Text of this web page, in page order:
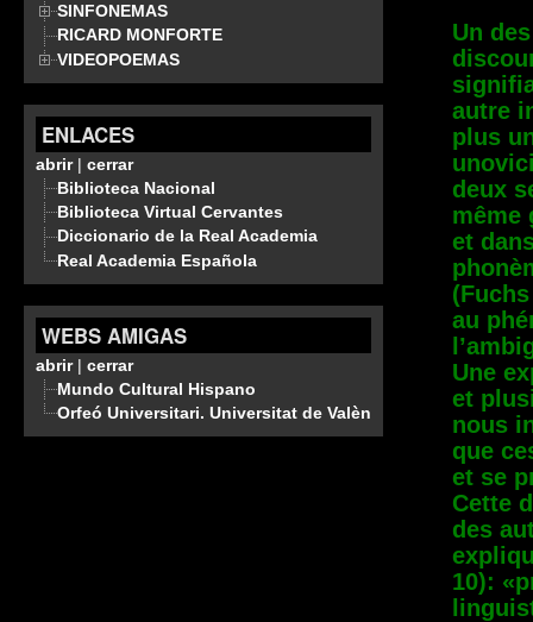
SINFONEMAS
RICARD MONFORTE
VIDEOPOEMAS
ENLACES
abrir| cerrar
Biblioteca Nacional
Biblioteca Virtual Cervantes
Diccionario de la Real Academia
Real Academia Española
WEBS AMIGAS
abrir| cerrar
Mundo Cultural Hispano
Orfeó Universitari. Universitat de València
Un
autre
plus
deux
même
et
au
Une
et
nous
que
et se
Cette
des
10):